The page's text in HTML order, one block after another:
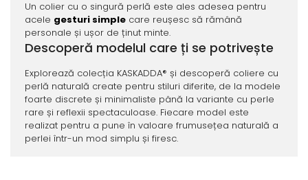
Un colier cu o singură perlă este ales adesea pentru
acele gesturi simplecare reușesc să rămână
personale și ușor de ținut minte.
Descoperă modelul care ți se potrivește
Explorează colecția KASKADDA® și descoperă coliere cu
perlă naturală create pentru stiluri diferite, de la modele
foarte discrete și minimaliste până la variante cu perle
rare și reflexii spectaculoase. Fiecare model este
realizat pentru a pune în valoare frumusețea naturală a
perlei într-un mod simplu și firesc.